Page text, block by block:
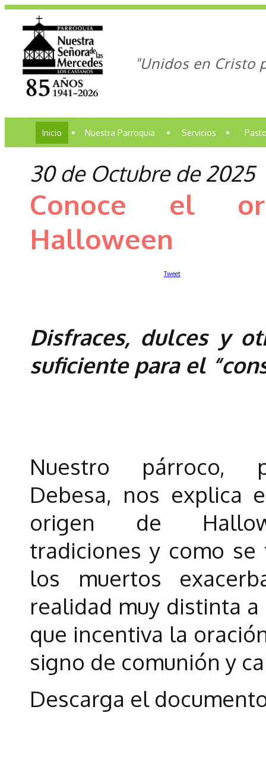
"Unidos en Cristo
Inicio • Nuestra Parroquia • Servicios •
30 de Octubre de 2025
Conoce el
Halloween
Tweet
Disfraces, dulces y
suficiente para el
Nuestro párroco,
Debesa, nos explica
origen de
tradiciones y como
los muertos
realidad muy distinta
que incentiva la
signo de comunión y
Descarga el